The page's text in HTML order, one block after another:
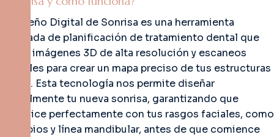
El Diseño Digital de Sonrisa es una herramienta
avanzada de planificación de tratamiento dental que
utiliza imágenes 3D de alta resolución y escaneos
digitales para crear un mapa preciso de tus estructuras
orales. Esta tecnología nos permite diseñar
digitalmente tu nueva sonrisa, garantizando que
armonice perfectamente con tus rasgos faciales, como
tus labios y línea mandibular, antes de que comience